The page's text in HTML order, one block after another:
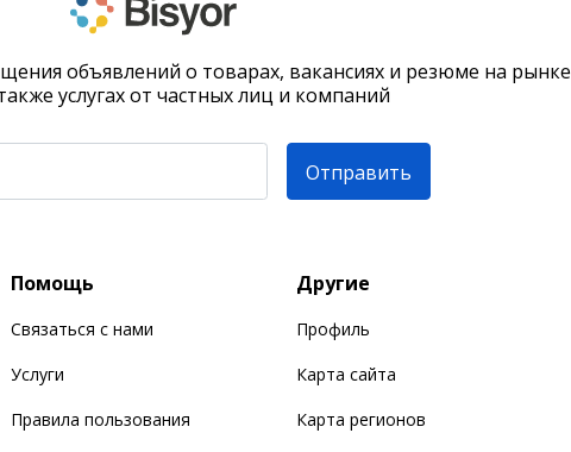
объявлений о товарах, вакансиях и резюме на рынке
услугах от частных лиц и компаний
Отправить
Помощь
Связаться с нами
Услуги
Правила пользования
Другие
Профиль
Карта сайта
Карта регионов